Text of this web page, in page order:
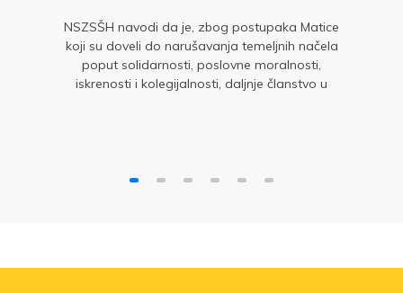
NSZSŠH navodi da je, zbog postupaka Matice
koji su doveli do narušavanja temeljnih načela
poput solidarnosti, poslovne moralnosti,
iskrenosti i kolegijalnosti, daljnje članstvo u